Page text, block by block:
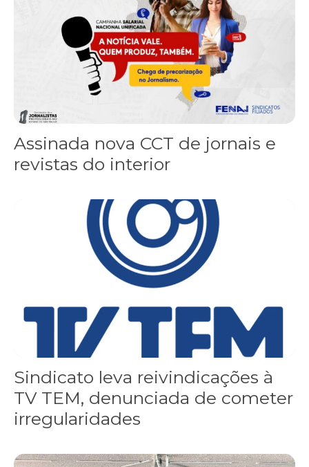
Assinada nova CCT de jornais e
revistas do interior
Sindicato leva reivindicações à TV TEM, denunciada de cometer
Sindicato leva reivindicações à
TV TEM, denunciada de cometer
irregularidades
FNDC aprova plataforma de 20 pontos para as eleições 2026